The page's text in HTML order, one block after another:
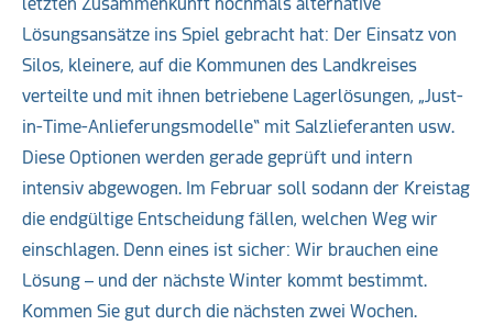
Lösungsansätze ins Spiel gebracht hat: Der Einsatz von
Silos, kleinere, auf die Kommunen des Landkreises
verteilte und mit ihnen betriebene Lagerlösungen, „Just-
in-Time-Anlieferungsmodelle“ mit Salzlieferanten usw.
Diese Optionen werden gerade geprüft und intern
intensiv abgewogen. Im Februar soll sodann der Kreistag
die endgültige Entscheidung fällen, welchen Weg wir
einschlagen. Denn eines ist sicher: Wir brauchen eine
Lösung – und der nächste Winter kommt bestimmt.
Kommen Sie gut durch die nächsten zwei Wochen.